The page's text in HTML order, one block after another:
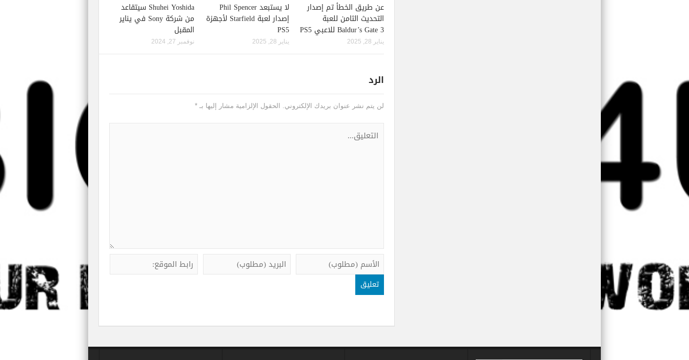
عن طريق الخطأ تم إصدار
التحديث الثامن للعبة
Baldur’s Gate 3 للاعبي PS5
يناير 28, 2025
لا يستبعد Phil Spencer
إصدار لعبة Starfield لأجهزة
PS5
يناير 28, 2025
Shuhei Yoshida سيتقاعد
من شركة Sony في يناير
المقبل
نوفمبر 27, 2024
الرد
لن يتم نشر عنوان بريدك الإلكتروني. الحقول الإلزامية مشار إليها بـ *